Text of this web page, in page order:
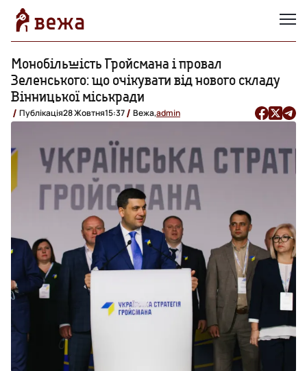
Монобільшість Гройсмана і провал
Зеленського: що очікувати від нового складу
Вінницької міськради
Публікація28 Жовтня15:37 Вежа,admin